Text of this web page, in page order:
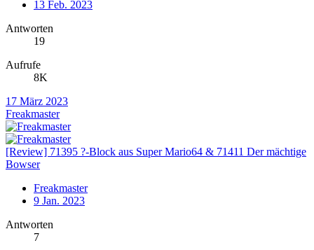
13 Feb. 2023
Antworten
19
Aufrufe
8K
17 März 2023
Freakmaster
[Review] 71395 ?-Block aus Super Mario64 & 71411 Der mächtige
Bowser
Freakmaster
9 Jan. 2023
Antworten
7